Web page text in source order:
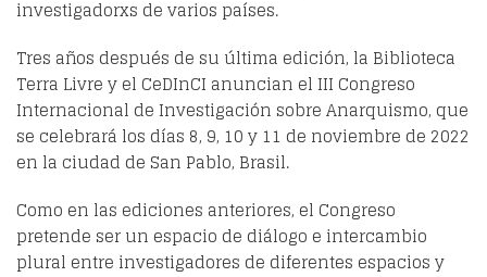
investigadorxs de varios países.
Tres años después de su última edición, la Biblioteca
Terra Livre y el CeDInCI anuncian el III Congreso
Internacional de Investigación sobre Anarquismo, que
se celebrará los días 8, 9, 10 y 11 de noviembre de 2022
en la ciudad de San Pablo, Brasil.
Como en las ediciones anteriores, el Congreso
pretende ser un espacio de diálogo e intercambio
plural entre investigadores de diferentes espacios y